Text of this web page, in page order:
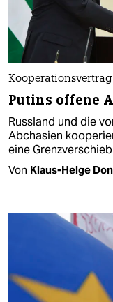
Putins offene
Russland und die
Abchasien
eine
Von Klaus-Helge